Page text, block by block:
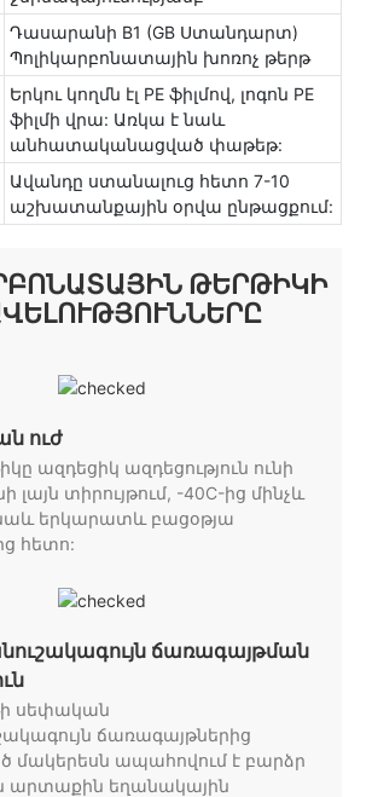
Դասարանի B1 (GB Ստանդարտ)
Պոլիկարբոնատային խոռոչ թերթ
Երկու կողմն էլ PE ֆիլմով, լոգոն PE
ֆիլմի վրա: Առկա է նաև
անհատականացված փաթեթ:
Ավանդը ստանալուց հետո 7-10
աշխատանքային օրվա ընթացքում:
ԹԵՐԹԻԿԻ
ուժ
ազդեցիկ ազդեցություն ունի
տիրույթում, -40C-ից մինչև
նաև երկարատև բացօթյա
հետո:
ճառագայթման
սեփական
ճառագայթներից
ապահովում է բարձր
արտաքին եղանակային